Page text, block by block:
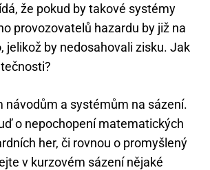
že pokud by takové systémy
provozovatelů hazardu by již na
jelikož by nedosahovali zisku. Jak
návodům a systémům na sázení.
o nepochopení matematických
her, či rovnou o promyšlený
v kurzovém sázení nějaké